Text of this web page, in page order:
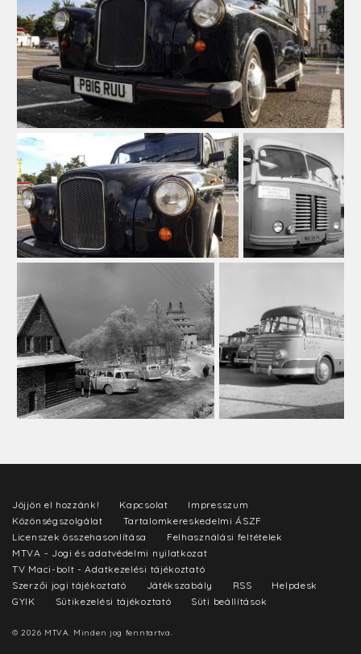
Jöjjön el hozzánk! Kapcsolat
Impresszum
Közönségszolgálat
Tartalomkereskedelmi ÁSZF
Licenszek összehasonlítása
Felhasználási feltételek
MTVA - Jogi és adatvédelmi nyilatkozat
TV Maci-bolt - Adatkezelési tájékoztató
Szerzői jogi tájékoztató
Játékszabály RSS
Helpdesk
GYIK
Sütikezelési tájékoztató Süti beállítások
© 2026 MTVA. Minden jog fenntartva.